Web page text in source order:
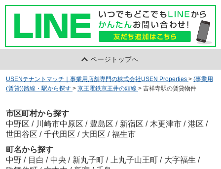
ページトップへ
USENテナントマッチ｜事業用店舗専門の株式会社USEN Properties > (事業用
(賃貸))路線・駅から探す > 京王電鉄京王井の頭線 > 吉祥寺駅の賃貸物件
市区町村から探す
中野区 / 川崎市中原区 / 豊島区 / 新宿区 / 木更津市 / 港区 /
世田谷区 / 千代田区 / 大田区 / 福生市
町名から探す
中野 / 目白 / 中央 / 新丸子町 / 上丸子山王町 / 大字福生 /